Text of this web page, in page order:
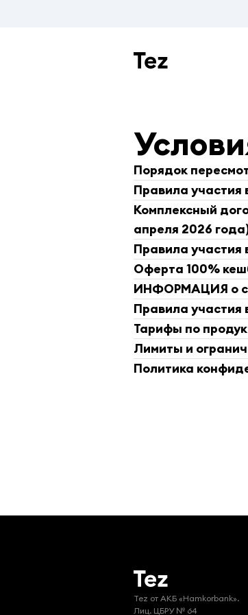
Порядок
Правила участия
Комплексный
апреля 2026
Правила участия
Оферта 100%
ИНФОРМАЦИЯ о
Правила участия
Тарифы по
Лимиты и
Политика
Tez от АKБ «Hamkorbank».
Лиц. ЦБРУ № 64